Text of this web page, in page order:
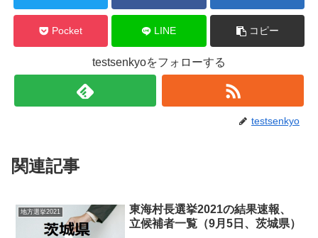
Pocket LINE コピー
testsenkyoをフォローする
testsenkyo
関連記事
地方選挙2021
東海村長選挙2021の結果速報、
立候補者一覧（9月5日、茨城県）